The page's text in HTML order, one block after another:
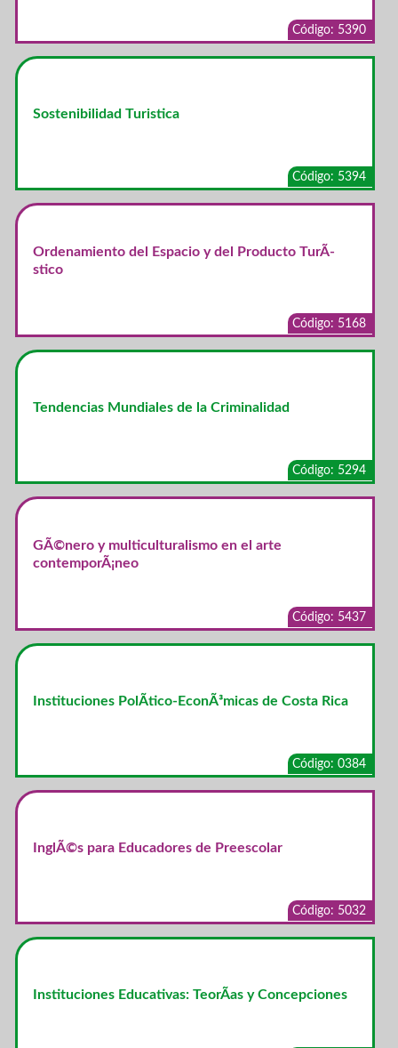
Código: 5390
Sostenibilidad Turistica
Código: 5394
Ordenamiento del Espacio y del Producto TurÃ­
stico
Código: 5168
Tendencias Mundiales de la Criminalidad
Código: 5294
GÃ©nero y multiculturalismo en el arte
contemporÃ¡neo
Código: 5437
Instituciones PolÃ­tico-EconÃ³micas de Costa Rica
Código: 0384
InglÃ©s para Educadores de Preescolar
Código: 5032
Instituciones Educativas: TeorÃ­as y Concepciones